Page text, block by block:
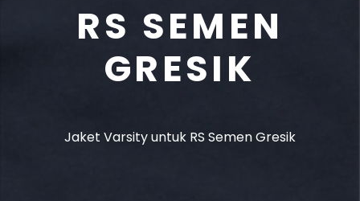
RS SEMEN
GRESIK
Jaket Varsity untuk RS Semen Gresik